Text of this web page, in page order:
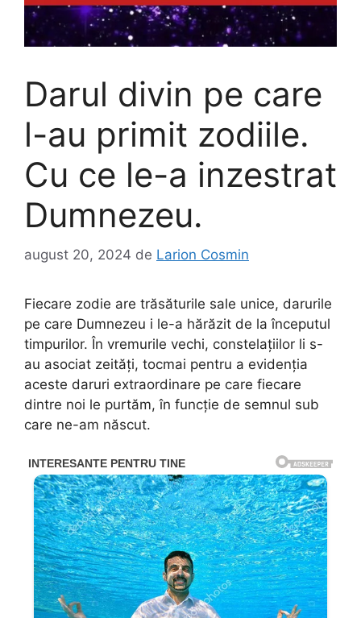
Darul divin pe care
l-au primit zodiile.
Cu ce le-a inzestrat
Dumnezeu.
august 20, 2024 de Larion Cosmin
Fiecare zodie are trăsăturile sale unice, darurile
pe care Dumnezeu i le-a hărăzit de la începutul
timpurilor. În vremurile vechi, constelațiilor li s-
au asociat zeități, tocmai pentru a evidenția
aceste daruri extraordinare pe care fiecare
dintre noi le purtăm, în funcție de semnul sub
care ne-am născut.